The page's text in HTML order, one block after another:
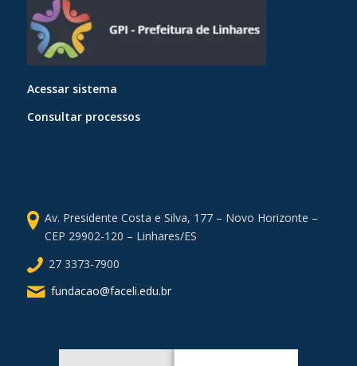
Acessar sistema
Consultar processos
Av. Presidente Costa e Silva, 177 – Novo Horizonte –
CEP 29902-120 – Linhares/ES
27 3373-7900
fundacao@faceli.edu.br